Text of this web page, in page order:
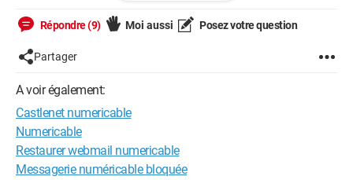
faut, c'est savoir s'en servir. »
Répondre (9) Moi aussi Posez votre question
Partager
A voir également:
Castlenet numericable
Numericable
Restaurer webmail numericable
Messagerie numéricable bloquée